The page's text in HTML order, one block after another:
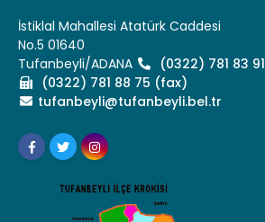
İstiklal Mahallesi Atatürk Caddesi
No.5 01640
Tufanbeyli/ADANA
(0322) 781 83 91
(0322) 781 88 75 (fax)
tufanbeyli@tufanbeyli.bel.tr